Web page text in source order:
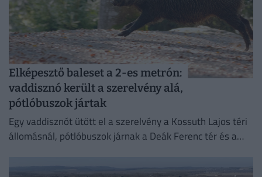
Elképesztő baleset a 2-es metrón:
vaddisznó került a szerelvény alá,
pótlóbuszok jártak
Egy vaddisznót ütött el a szerelvény a Kossuth Lajos téri
állomásnál, pótlóbuszok járnak a Deák Ferenc tér és a